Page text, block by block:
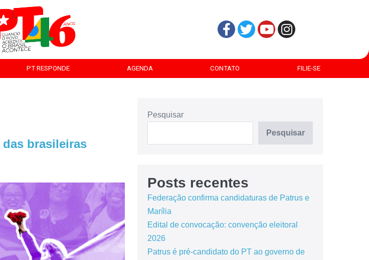
PT RESPONDE AGENDA CONTATO FILIE-SE
brasileiras
Pesquisar
Pesquisar
Posts recentes
Federação confirma candidaturas de Patrus e
Marília
Edital de convocação: convenção eleitoral
2026
Patrus é pré-candidato do PT ao governo de